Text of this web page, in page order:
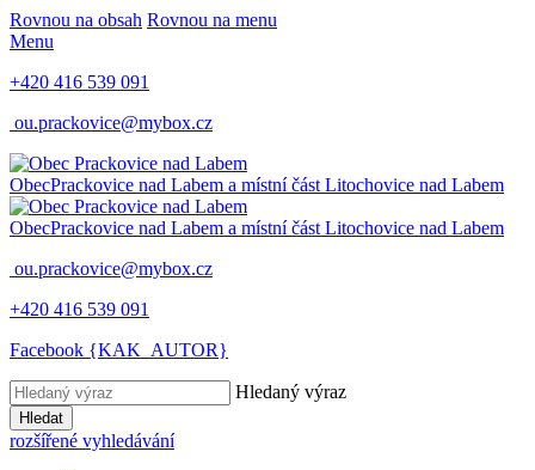
Rovnou na obsah Rovnou na menu
Menu
+420 416 539 091
ou.prackovice@mybox.cz
ObecPrackovice nad Labem a místní část Litochovice nad Labem
ObecPrackovice nad Labem a místní část Litochovice nad Labem
ou.prackovice@mybox.cz
+420 416 539 091
Facebook {KAK_AUTOR}
Hledaný výraz
Hledat
rozšířené vyhledávání